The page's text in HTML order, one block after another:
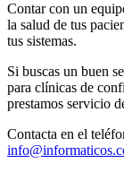
Contar con un
la salud de tus
tus sistemas.
Si buscas un buen
para clínicas de
prestamos servicio
Contacta en el